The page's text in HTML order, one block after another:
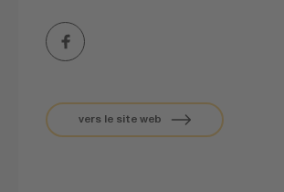
vers le site web